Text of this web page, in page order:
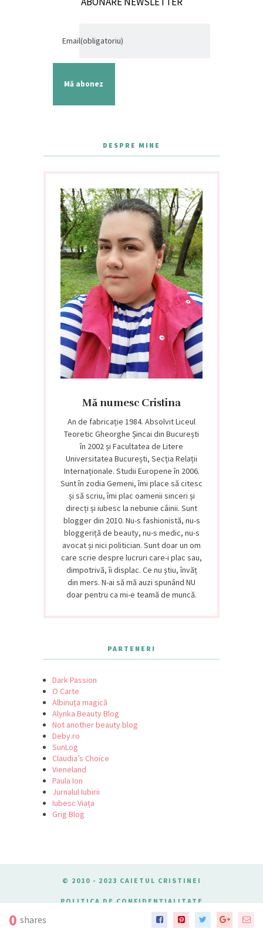
Email(obligatoriu)
Mă abonez
DESPRE MINE
Mă numesc Cristina
An de fabricație 1984. Absolvit Liceul
Teoretic Gheorghe Șincai din București
în 2002 și Facultatea de Litere
Universitatea București, Secția Relații
Internaționale. Studii Europene în 2006.
Sunt în zodia Gemeni, îmi place să citesc
și să scriu, îmi plac oamenii sinceri și
direcți și iubesc la nebunie câinii. Sunt
blogger din 2010. Nu-s fashionistă, nu-s
bloggeriță de beauty, nu-s medic, nu-s
avocat și nici politician. Sunt doar un om
care scrie despre lucruri care-i plac sau,
dimpotrivă, îi displac. Ce nu știu, învăț
din mers. N-ai să mă auzi spunând NU
doar pentru ca mi-e teamă de muncă.
PARTENERI
Dark Passion
O Carte
Albinuța magică
Alynka Beauty Blog
Not another beauty blog
Deby.ro
SunLog
Claudia’s Choice
Vieneland
Paula Ion
Jurnalul Iubirii
Iubesc Viața
Grig Blog
© 2010 - 2023 CAIETUL CRISTINEI
POLITICA DE CONFIDENȚIALITATE
DESPRE COOKIES
TERMENE SI CONDITII
CONTACT
0 shares